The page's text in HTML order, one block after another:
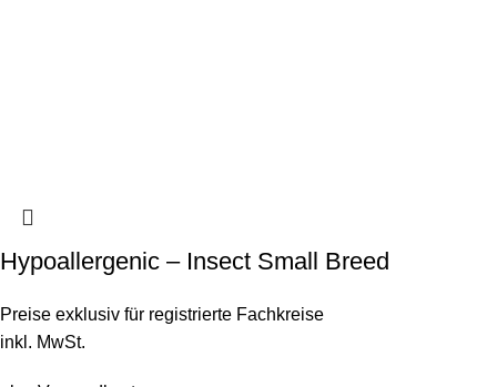
Hypoallergenic – Insect Small Breed
Preise exklusiv für registrierte Fachkreise
inkl. MwSt.